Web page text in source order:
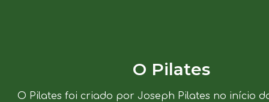
O Pilates
O Pilates foi criado por Joseph Pilates no início